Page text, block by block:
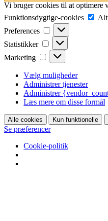
Vi bruger cookies til at optimere
Funktionsdygtige-cookies
Preferences
Preferences
Statistikker Statistikker
Marketing Marketing
Vælg muligheder
Administrer tjenester
Administrer
Læs mere om disse formål
Alle cookies Kun funktionelle
Se præferencer
Cookie-politik